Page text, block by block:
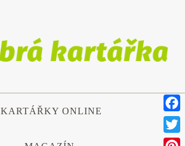
KARTÁŘKY ONLINE